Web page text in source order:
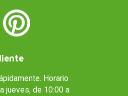
Horario
jueves, de 10:00 a